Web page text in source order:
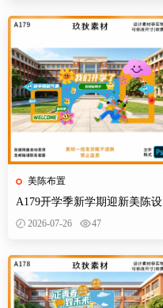
美陈布置
A179开学季新学期迎新美陈设
计素材校园活动布置KT板背景
2026-07-26 47